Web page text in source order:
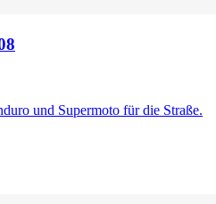
und Supermoto für die Straße.